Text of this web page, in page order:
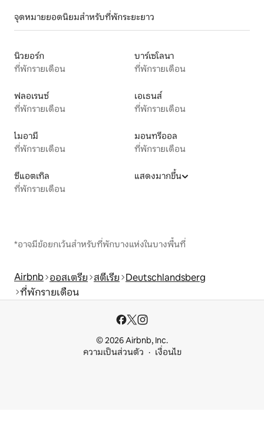
จุดหมายยอดนิยมสำหรับที่พักระยะยาว
นิวยอร์ก
ที่พักรายเดือน
บาร์เซโลนา
ที่พักรายเดือน
ฟลอเรนซ์
ที่พักรายเดือน
เอเธนส์
ที่พักรายเดือน
ไมอามี
ที่พักรายเดือน
มอนทรีออล
ที่พักรายเดือน
ซีแอตเทิล
ที่พักรายเดือน
แสดงมากขึ้น
*อาจมีข้อยกเว้นสำหรับที่พักบางแห่งในบางพื้นที่
Airbnb ออสเตรีย สตีเรีย Deutschlandsberg
ที่พักรายเดือน
© 2026 Airbnb, Inc.
ความเป็นส่วนตัว
เงื่อนไข